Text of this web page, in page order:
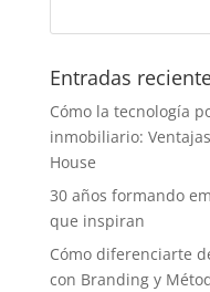
Entradas
Cómo la tecnología
inmobiliario:
House
30 años formando
que inspiran
Cómo diferenciarte
con Branding y